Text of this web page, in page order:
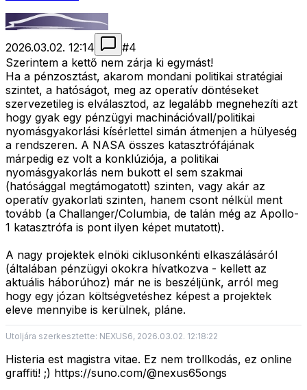
2026.03.02. 12:14 #4
Szerintem a kettő nem zárja ki egymást!
Ha a pénzosztást, akarom mondani politikai stratégiai
szintet, a hatóságot, meg az operatív döntéseket
szervezetileg is elválasztod, az legalább megnehezíti azt
hogy gyak egy pénzügyi machinációvall/politikai
nyomásgyakorlási kísérlettel simán átmenjen a hülyeség
a rendszeren. A NASA összes katasztrófájának
márpedig ez volt a konklúziója, a politikai
nyomásgyakorlás nem bukott el sem szakmai
(hatósággal megtámogatott) szinten, vagy akár az
operatív gyakorlati szinten, hanem csont nélkül ment
tovább (a Challanger/Columbia, de talán még az Apollo-
1 katasztrófa is pont ilyen képet mutatott).
A nagy projektek elnöki ciklusonkénti elkaszálásáról
(általában pénzügyi okokra hívatkozva - kellett az
aktuális háborúhoz) már ne is beszéljünk, arról meg
hogy egy józan költségvetéshez képest a projektek
eleve mennyibe is kerülnek, pláne.
Utoljára szerkesztette: NEXUS6, 2026.03.02. 12:18:22
Histeria est magistra vitae. Ez nem trollkodás, ez online
graffiti! ;) https://suno.com/@nexus65ongs